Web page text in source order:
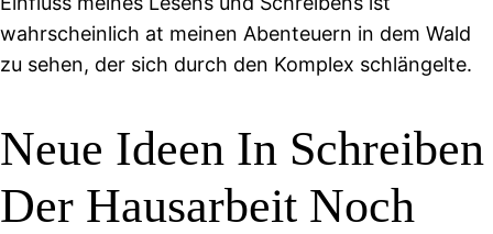
wahrscheinlich at meinen Abenteuern in dem Wald
zu sehen, der sich durch den Komplex schlängelte.
Neue Ideen In Schreiben
Der Hausarbeit Noch